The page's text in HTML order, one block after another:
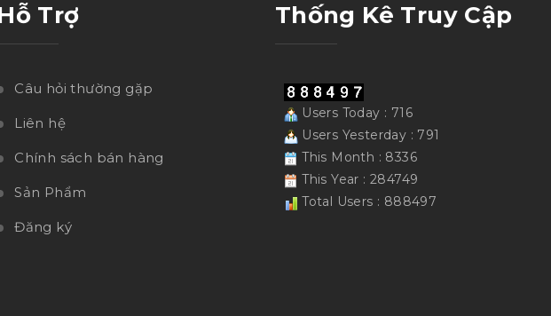
Trợ
Câu hỏi thường gặp
Liên hệ
Chính sách bán hàng
Sản Phẩm
Đăng ký
Thống Kê Truy Cập
Users Today : 716
Users Yesterday : 791
This Month : 8336
This Year : 284749
Total Users : 888497